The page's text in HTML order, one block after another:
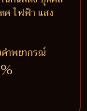
ศ ไฟฟ้า แสง
ำพยากรณ์